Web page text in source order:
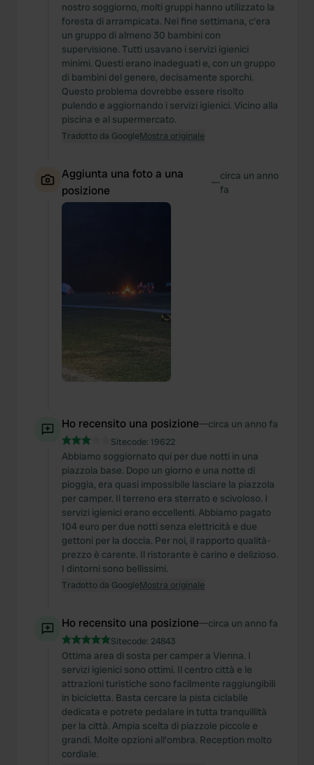
nostro soggiorno, molti gruppi hanno utilizzato la
foresta di arrampicata. Nei fine settimana, c'era
un gruppo di almeno 30 bambini con
supervisione. Tutti usavano i servizi igienici
minimi. Questi erano inadeguati e, con un gruppo
di bambini del genere, decisamente sporchi.
Questo problema dovrebbe essere risolto
pulendo e aggiornando i servizi igienici. Vicino alla
piscina e al supermercato.
Tradotto da GoogleMostra originale
Aggiunta una foto a una
posizione
—circa un anno
fa
Ho recensito una posizione—circa un anno fa
Sitecode: 19622
Abbiamo soggiornato qui per due notti in una
piazzola base. Dopo un giorno e una notte di
pioggia, era quasi impossibile lasciare la piazzola
per camper. Il terreno era sterrato e scivoloso. I
servizi igienici erano eccellenti. Abbiamo pagato
104 euro per due notti senza elettricità e due
gettoni per la doccia. Per noi, il rapporto qualità-
prezzo è carente. Il ristorante è carino e delizioso.
I dintorni sono bellissimi.
Tradotto da GoogleMostra originale
Ho recensito una posizione—circa un anno fa
Sitecode: 24843
Ottima area di sosta per camper a Vienna. I
servizi igienici sono ottimi. Il centro città e le
attrazioni turistiche sono facilmente raggiungibili
in bicicletta. Basta cercare la pista ciclabile
dedicata e potrete pedalare in tutta tranquillità
per la città. Ampia scelta di piazzole piccole e
grandi. Molte opzioni all'ombra. Reception molto
cordiale.